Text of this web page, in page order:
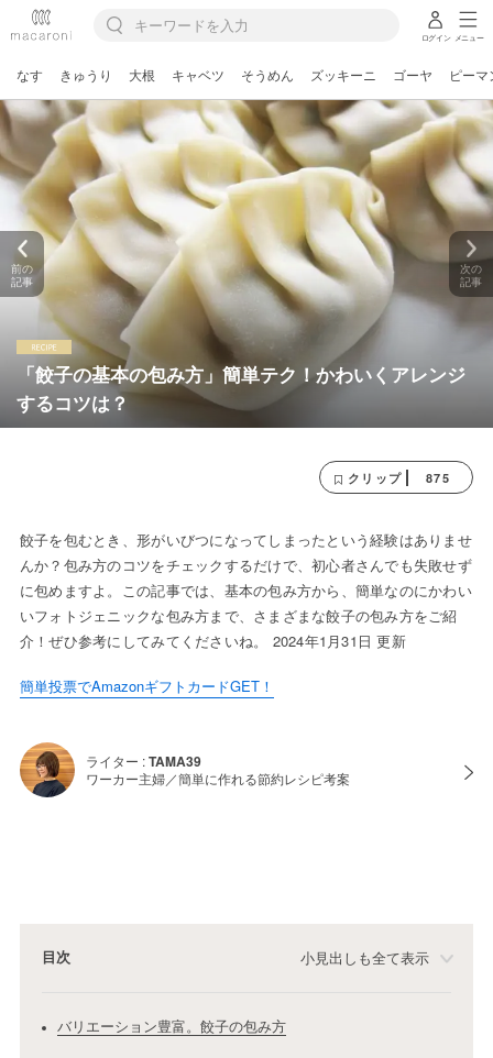
ログイン メニュー
なす きゅうり 大根 キャベツ そうめん ズッキーニ ゴーヤ ピーマ
「餃子の基本の包み方」簡単テク！かわいくアレンジ
するコツは？
前の
記事
次の
記事
クリップ 875
餃子を包むとき、形がいびつになってしまったという経験はありませ
んか？包み方のコツをチェックするだけで、初心者さんでも失敗せず
に包めますよ。この記事では、基本の包み方から、簡単なのにかわい
いフォトジェニックな包み方まで、さまざまな餃子の包み方をご紹
介！ぜひ参考にしてみてくださいね。 2024年1月31日 更新
簡単投票でAmazonギフトカードGET！
ライター :TAMA39
ワーカー主婦／簡単に作れる節約レシピ考案
目次 小見出しも全て表示
バリエーション豊富。餃子の包み方